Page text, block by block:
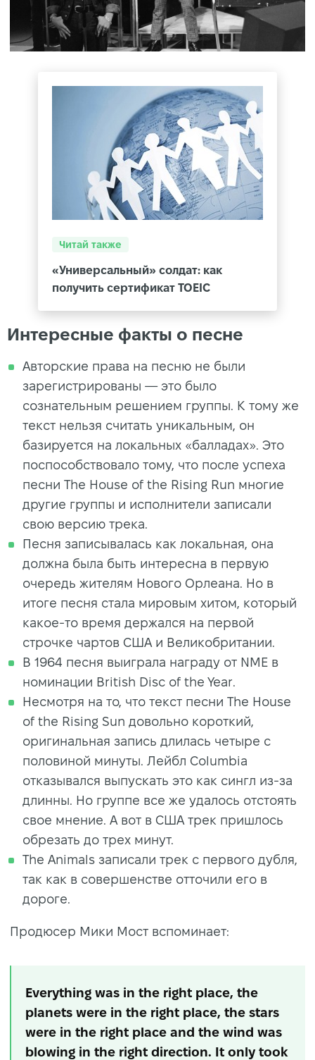
Читай также
«Универсальный» солдат: как
получить сертификат TOEIC
Интересные факты о песне
Авторские права на песню не были
зарегистрированы — это было
сознательным решением группы. К тому же
текст нельзя считать уникальным, он
базируется на локальных «балладах». Это
поспособствовало тому, что после успеха
песни The House of the Rising Run многие
другие группы и исполнители записали
свою версию трека.
Песня записывалась как локальная, она
должна была быть интересна в первую
очередь жителям Нового Орлеана. Но в
итоге песня стала мировым хитом, который
какое-то время держался на первой
строчке чартов США и Великобритании.
В 1964 песня выиграла награду от NME в
номинации British Disc of the Year.
Несмотря на то, что текст песни The House
of the Rising Sun довольно короткий,
оригинальная запись длилась четыре с
половиной минуты. Лейбл Columbia
отказывался выпускать это как сингл из-за
длинны. Но группе все же удалось отстоять
свое мнение. А вот в США трек пришлось
обрезать до трех минут.
The Animals записали трек с первого дубля,
так как в совершенстве отточили его в
дороге.
Продюсер Мики Мост вспоминает:
Everything was in the right place, the
planets were in the right place, the stars
were in the right place and the wind was
blowing in the right direction. It only took